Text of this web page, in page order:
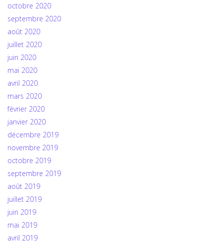
octobre 2020
septembre 2020
août 2020
juillet 2020
juin 2020
mai 2020
avril 2020
mars 2020
février 2020
janvier 2020
décembre 2019
novembre 2019
octobre 2019
septembre 2019
août 2019
juillet 2019
juin 2019
mai 2019
avril 2019